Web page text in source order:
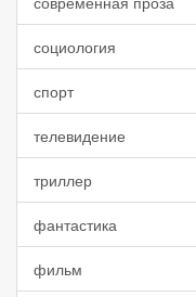
социология
спорт
телевидение
триллер
фантастика
фильм